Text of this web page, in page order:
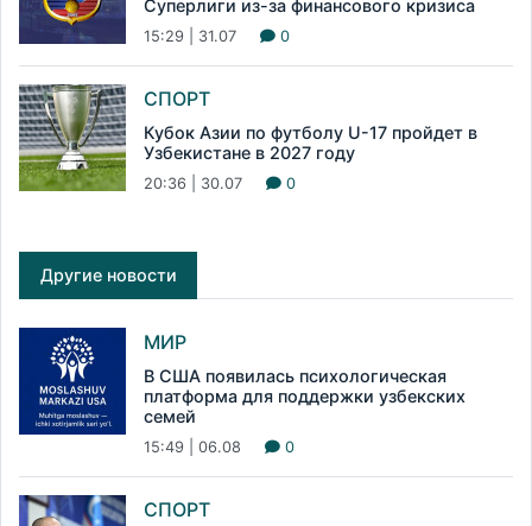
Суперлиги из-за финансового кризиса
15:29 | 31.07 0
СПОРТ
Кубок Азии по футболу U-17 пройдет в
Узбекистане в 2027 году
20:36 | 30.07 0
Другие новости
МИР
В США появилась психологическая
платформа для поддержки узбекских
семей
15:49 | 06.08 0
СПОРТ